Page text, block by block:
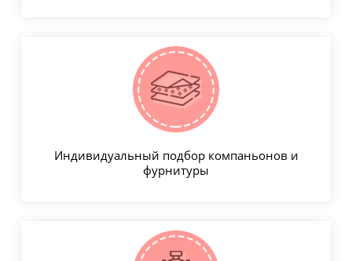
Индивидуальный подбор компаньонов и
фурнитуры